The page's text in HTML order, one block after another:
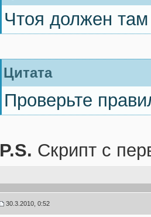
Чтоя должен
Цитата
Проверьте
P.S. Скрипт с
30.3.2010, 0:52